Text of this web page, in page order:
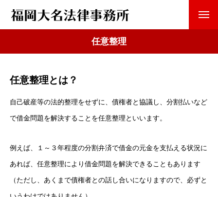
任意整理
任意整理とは？
自己破産等の法的整理をせずに、債権者と協議し、分割払いなど
で借金問題を解決することを任意整理といいます。
例えば、１～３年程度の分割弁済で借金の元金を支払える状況に
あれば、任意整理により借金問題を解決できることもあります
（ただし、あくまで債権者との話し合いになりますので、必ずと